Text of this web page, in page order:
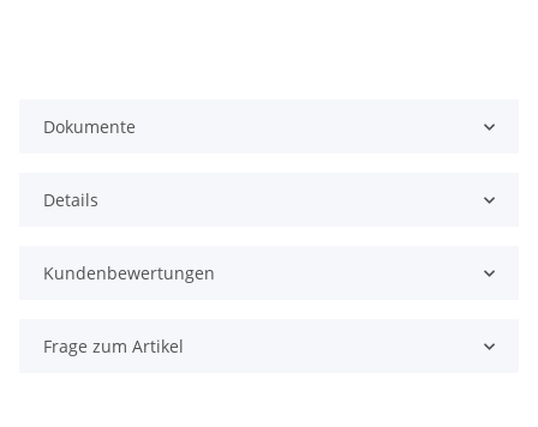
Dokumente
Details
Kundenbewertungen
Frage zum Artikel